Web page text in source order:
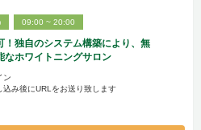
09:00 ~ 20:00
！独自のシステム構築により、無
なホワイトニングサロン
ン
込み後にURLをお送り致します